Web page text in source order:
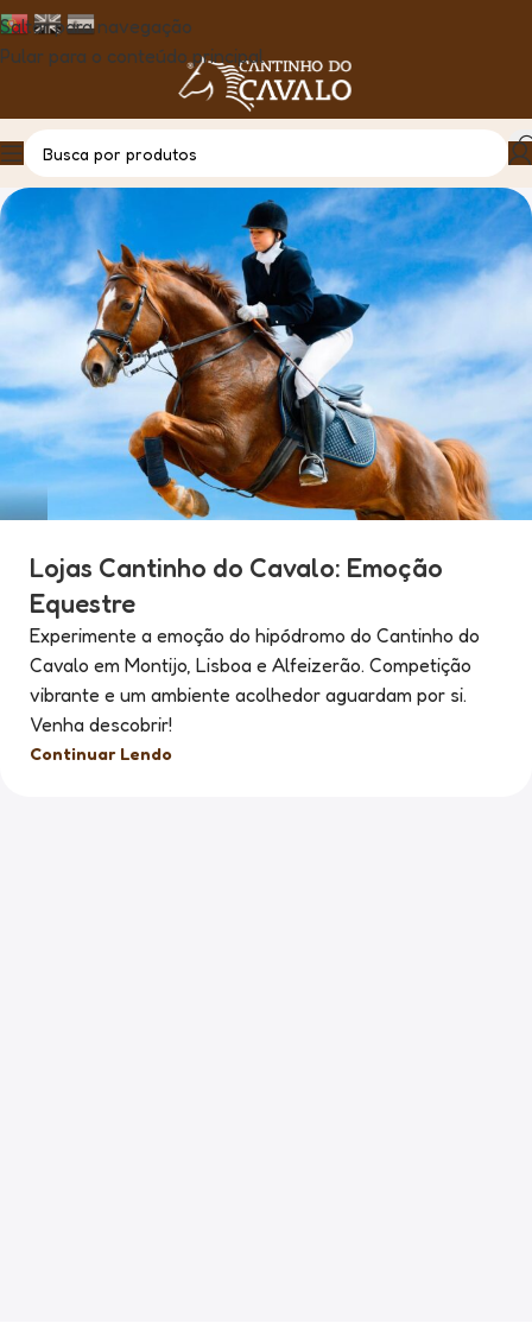
Saltar para navegação
Pular para o conteúdo principal
Lojas Cantinho do Cavalo: Emoção
Equestre
Experimente a emoção do hipódromo do Cantinho do
Cavalo em Montijo, Lisboa e Alfeizerão. Competição
vibrante e um ambiente acolhedor aguardam por si.
Venha descobrir!
Continuar Lendo